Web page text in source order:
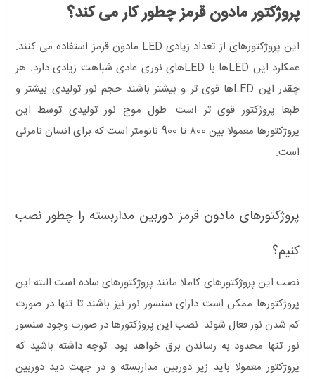
پروژکتور مادون قرمز چطور کار می کند؟
این پروژکتورهای از تعداد زیادی LED مادون قرمز استفاده می کنند.
عمکلرد این LEDها با LEDهای نوری عادی شباهت زیادی دارد. هر
چقدر این LEDها قوی تر و بیشتر باشند حجم نور تولیدی بیشتر و
طبعا پروژکتور قوی تر است. طول موج نور تولیدی توسط این
پروژکتورها معمولا بین 800 تا 900 نانومتر است که برای انسان نامرئی
است.
پروژکتورهای مادون قرمز دوربین مداربسته را چطور نصب
کنیم؟
نصب این پروژکتورهای کاملا مانند پروژکتورهای ساده است البته این
پروژکتورها ممکن است دارای سنسور نور نیز باشند تا تنها در صورت
کم شدن نور فعال شوند. نصب این پروژکتورها در صورت وجود سنسور
نور تنها محدود به رساندن برق خواهد بود. توجه داشته باشید که
پروژکتور معمولا باید زیر دوربین مداربسته و در جهت دید دوربین